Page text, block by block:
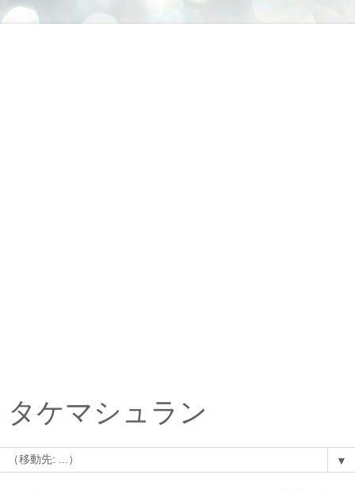
タケマシュラン
▼